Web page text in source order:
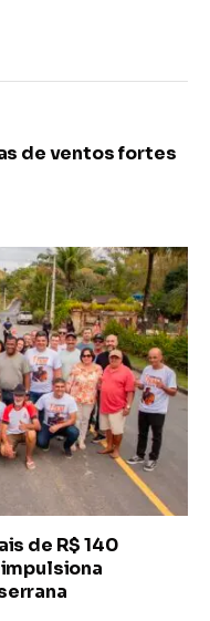
de ventos fortes
de R$ 140